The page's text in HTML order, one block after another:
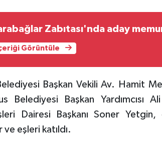
Zabıtası'nda aday
Görüntüle
Başkan Vekili Av. Hamit
Belediyesi Başkan Yardımcısı
Dairesi Başkanı Soner
eşleri katıldı.